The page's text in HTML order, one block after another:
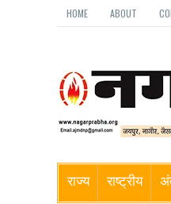
HOME ABOUT
राज्य राष्ट्रीय